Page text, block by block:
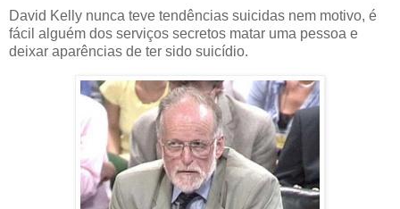
David Kelly nunca teve tendências suicidas nem motivo, é
fácil alguém dos serviços secretos matar uma pessoa e
deixar aparências de ter sido suicídio.